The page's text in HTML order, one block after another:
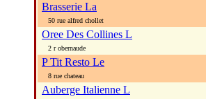
Brasserie La
50 rue alfred chollet
Oree Des Collines L
2 r obernaude
P Tit Resto Le
8 rue chateau
Auberge Italienne L